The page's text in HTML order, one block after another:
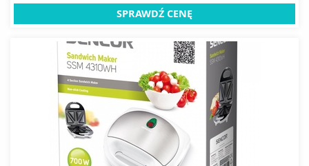
wynosi dokładnie 700. SPRAWDŹ CENĘ